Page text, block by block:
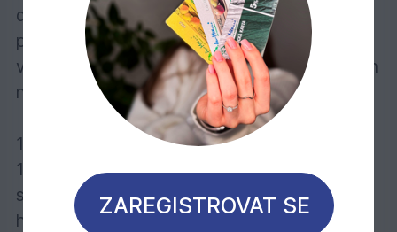
dobu 3–4 hodiny. Poté zaschnutý povrch
přebruste a proveďte druhý nátěr v tenké
vrstvě. Při renovacích postačí zpravidla jeden
nátěr.
1 l výrobku vystačí při jednom nátěru na cca
16 m2. Vydatnost závisí do značné míry na
stavu dřeva. Uvedené hodnoty se vztahují na
hladké hoblované/broušené dřevěné
ZAREGISTROVAT SE